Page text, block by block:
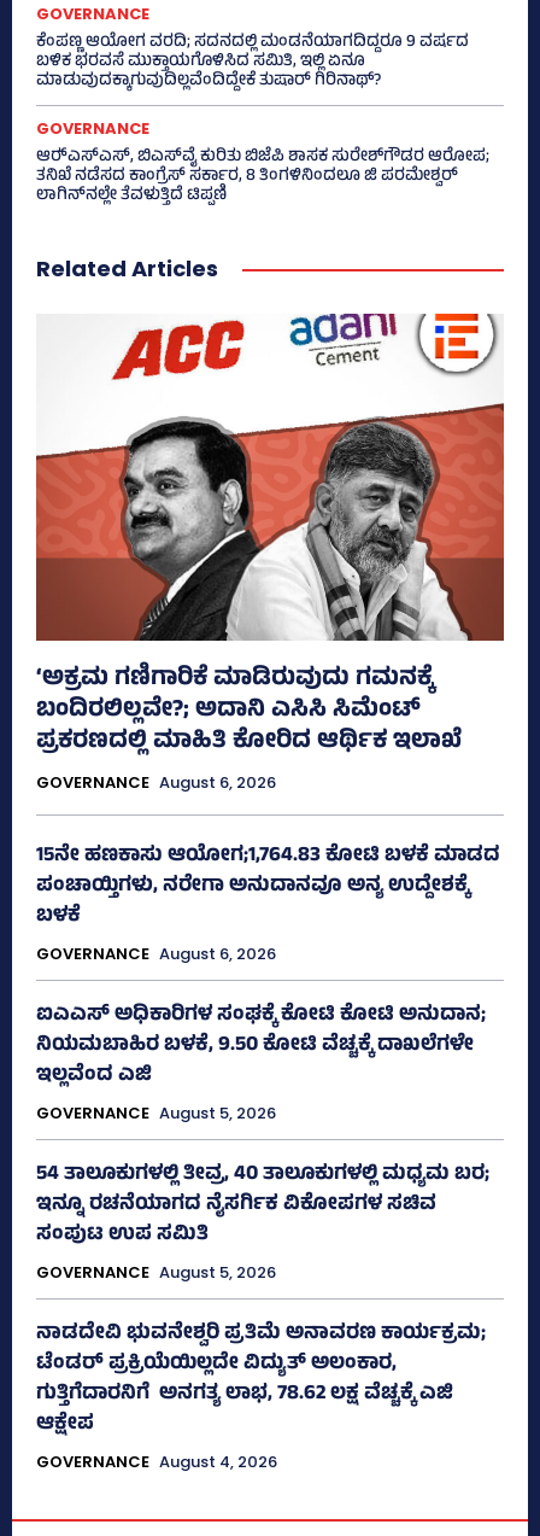
GOVERNANCE
ಕೆಂಪಣ್ಣ ಆಯೋಗ ವರದಿ; ಸದನದಲ್ಲಿ ಮಂಡನೆಯಾಗದಿದ್ದರೂ 9 ವರ್ಷದ
ಬಳಿಕ ಭರವಸೆ ಮುಕ್ತಾಯಗೊಳಿಸಿದ ಸಮಿತಿ, ಇಲ್ಲಿ ಏನೂ
ಮಾಡುವುದಕ್ಕಾಗುವುದಿಲ್ಲವೆಂದಿದ್ದೇಕೆ ತುಷಾರ್ ಗಿರಿನಾಥ್?
GOVERNANCE
ಆರ್‍‌ಎಸ್‌ಎಸ್‌, ಬಿಎಸ್‌ವೈ ಕುರಿತು ಬಿಜೆಪಿ ಶಾಸಕ ಸುರೇಶ್‌ಗೌಡರ ಆರೋಪ;
ತನಿಖೆ ನಡೆಸದ ಕಾಂಗ್ರೆಸ್‌ ಸರ್ಕಾರ, 8 ತಿಂಗಳಿನಿಂದಲೂ ಜಿ ಪರಮೇಶ್ವರ್
ಲಾಗಿನ್‌ನಲ್ಲೇ ತೆವಳುತ್ತಿದೆ ಟಿಪ್ಪಣಿ
Related Articles
‘ಅಕ್ರಮ ಗಣಿಗಾರಿಕೆ ಮಾಡಿರುವುದು ಗಮನಕ್ಕೆ
ಬಂದಿರಲಿಲ್ಲವೇ?; ಅದಾನಿ ಎಸಿಸಿ ಸಿಮೆಂಟ್
ಪ್ರಕರಣದಲ್ಲಿ ಮಾಹಿತಿ ಕೋರಿದ ಆರ್ಥಿಕ ಇಲಾಖೆ
GOVERNANCE August 6, 2026
15ನೇ ಹಣಕಾಸು ಆಯೋಗ;1,764.83 ಕೋಟಿ ಬಳಕೆ ಮಾಡದ
ಪಂಚಾಯ್ತಿಗಳು, ನರೇಗಾ ಅನುದಾನವೂ ಅನ್ಯ ಉದ್ದೇಶಕ್ಕೆ
ಬಳಕೆ
GOVERNANCE August 6, 2026
ಐಎಎಸ್‌ ಅಧಿಕಾರಿಗಳ ಸಂಘಕ್ಕೆ ಕೋಟಿ ಕೋಟಿ ಅನುದಾನ;
ನಿಯಮಬಾಹಿರ ಬಳಕೆ, 9.50 ಕೋಟಿ ವೆಚ್ಚಕ್ಕೆ ದಾಖಲೆಗಳೇ
ಇಲ್ಲವೆಂದ ಎಜಿ
GOVERNANCE August 5, 2026
54 ತಾಲೂಕುಗಳಲ್ಲಿ ತೀವ್ರ, 40 ತಾಲೂಕುಗಳಲ್ಲಿ ಮಧ್ಯಮ ಬರ;
ಇನ್ನೂ ರಚನೆಯಾಗದ ನೈಸರ್ಗಿಕ ವಿಕೋಪಗಳ ಸಚಿವ
ಸಂಪುಟ ಉಪ ಸಮಿತಿ
GOVERNANCE August 5, 2026
ನಾಡದೇವಿ ಭುವನೇಶ್ವರಿ ಪ್ರತಿಮೆ ಅನಾವರಣ ಕಾರ್ಯಕ್ರಮ;
ಟೆಂಡರ್ ಪ್ರಕ್ರಿಯೆಯಿಲ್ಲದೇ ವಿದ್ಯುತ್‌ ಅಲಂಕಾರ,
ಗುತ್ತಿಗೆದಾರನಿಗೆ ಅನಗತ್ಯ ಲಾಭ, 78.62 ಲಕ್ಷ ವೆಚ್ಚಕ್ಕೆ ಎಜಿ
ಆಕ್ಷೇಪ
GOVERNANCE August 4, 2026